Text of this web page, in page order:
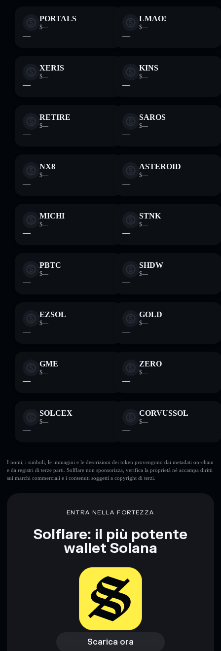
PORTALS
$—
—
LMAO!
$—
—
XERIS
$—
—
KINS
$—
—
RETIRE
$—
—
SAROS
$—
—
NX8
$—
—
ASTEROID
$—
—
MICHI
$—
—
STNK
$—
—
PBTC
$—
—
SHDW
$—
—
EZSOL
$—
—
GOLD
$—
—
GME
$—
—
ZERO
$—
—
SOLCEX
$—
—
CORVUSSOL
$—
—
I nomi, i simboli, le immagini e le descrizioni dei token provengono dai metadati on-chain
e da registri di terze parti. Solflare non sponsorizza, verifica la proprietà né accampa diritti
sui marchi commerciali e i contenuti soggetti a copyright di terzi.
ENTRA NELLA FORTEZZA
Solflare: il più potente
wallet Solana
Scarica ora
Scarica ora
Accedi al wallet